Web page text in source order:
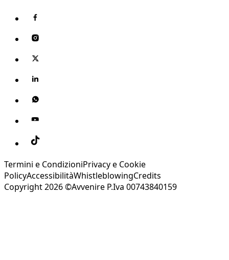
Termini e CondizioniPrivacy e Cookie
PolicyAccessibilitàWhistleblowingCredits
Copyright 2026 ©Avvenire P.Iva 00743840159